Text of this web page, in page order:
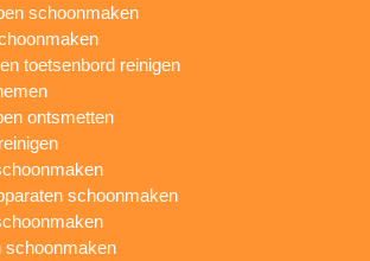
schoonmaken
toetsenbord reinigen
ontsmetten
schoonmaken
schoonmaken